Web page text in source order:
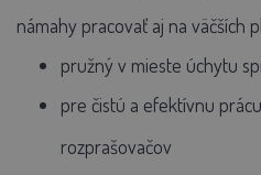
námahy pracovať aj na väčších
pružný v mieste úchytu
pre čistú a efektívnu
rozprašovačov